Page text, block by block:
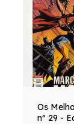
Os
nº 29 -